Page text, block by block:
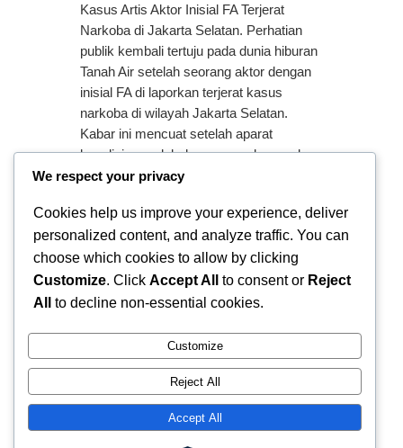
Kasus Artis Aktor Inisial FA Terjerat
Narkoba di Jakarta Selatan. Perhatian
publik kembali tertuju pada dunia hiburan
Tanah Air setelah seorang aktor dengan
inisial FA di laporkan terjerat kasus
narkoba di wilayah Jakarta Selatan.
Kabar ini mencuat setelah aparat
kepolisian melakukan penangkapan dan
mengamankan sejumlah barang bukti
penyalahgunaan narkotika. Meski…
Ferry Doedens | Public Figure, Actor & Creative Profile
We respect your privacy
Cookies help us improve your experience, deliver
personalized content, and analyze traffic. You can
choose which cookies to allow by clicking
Customize. Click Accept All to consent or Reject
All
to decline non-essential cookies.
Customize
Reject All
Accept All